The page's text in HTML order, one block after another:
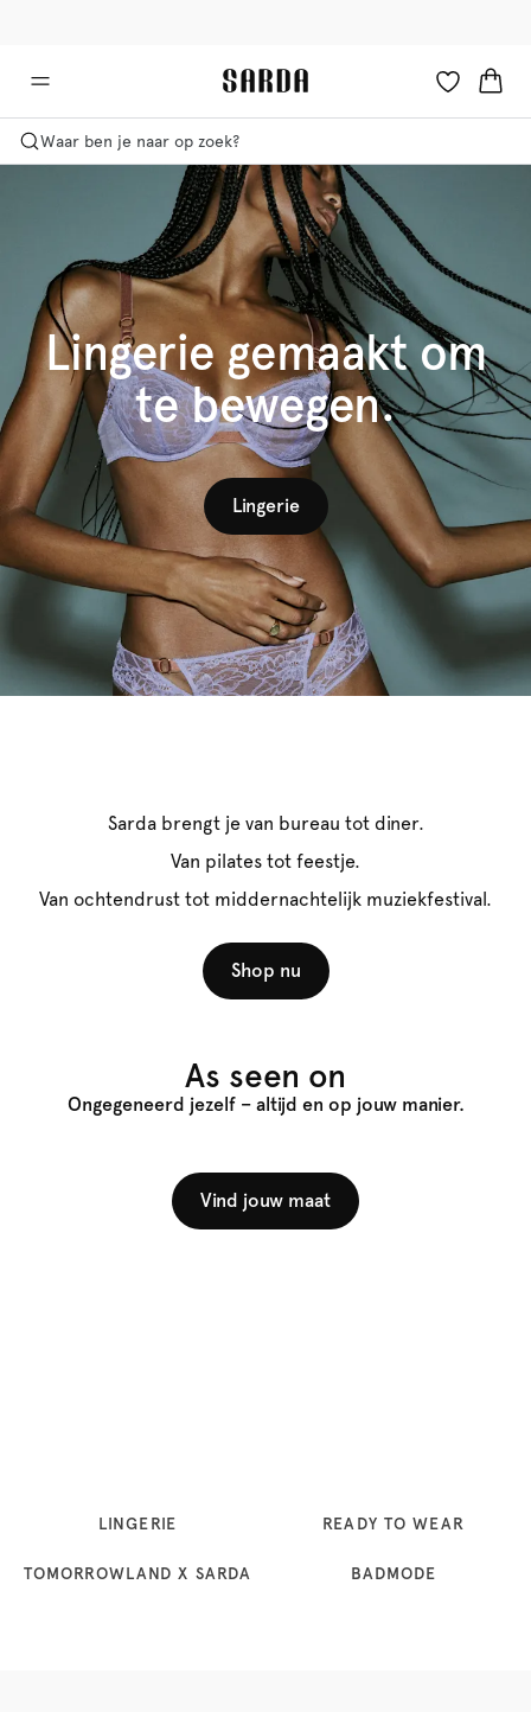
Waar ben je naar op zoek?
Lingerie gemaakt om
te bewegen.
Lingerie
Sarda brengt je van bureau tot diner.
Van pilates tot feestje.
Van ochtendrust tot middernachtelijk muziekfestival.
Shop nu
As seen on
Ongegeneerd jezelf – altijd en op jouw manier.
Vind jouw maat
LINGERIE READY TO WEAR
TOMORROWLAND X SARDA BADMODE